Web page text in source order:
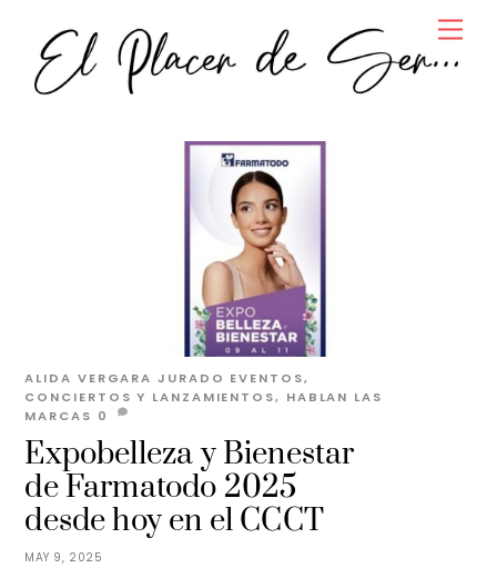
content
MAY 9, 2025
Expobelleza y Bienestar
de Farmatodo 2025
desde hoy en el CCCT
ALIDA VERGARA JURADO EVENTOS,
CONCIERTOS Y LANZAMIENTOS, HABLAN LAS
MARCAS 0